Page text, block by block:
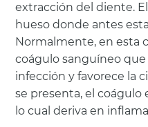
extracción del diente.
hueso donde antes
Normalmente, en esta
coágulo sanguíneo
infección y favorece la
se presenta, el coágulo
lo cual deriva en